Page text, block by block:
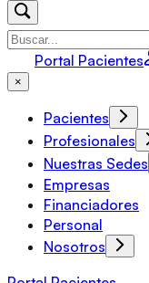
Portal Pacientes
×
Pacientes
Profesionales
Nuestras Sedes
Empresas
Financiadores
Personal
Nosotros